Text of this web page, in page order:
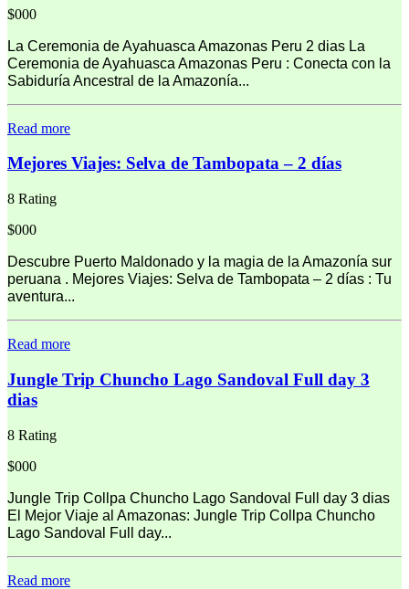
$000
La Ceremonia de Ayahuasca Amazonas Peru 2 dias La
Ceremonia de Ayahuasca Amazonas Peru : Conecta con la
Sabiduría Ancestral de la Amazonía...
Read more
Mejores Viajes: Selva de Tambopata – 2 días
8 Rating
$000
Descubre Puerto Maldonado y la magia de la Amazonía sur
peruana . Mejores Viajes: Selva de Tambopata – 2 días : Tu
aventura...
Read more
Jungle Trip Chuncho Lago Sandoval Full day 3
dias
8 Rating
$000
Jungle Trip Collpa Chuncho Lago Sandoval Full day 3 dias
El Mejor Viaje al Amazonas: Jungle Trip Collpa Chuncho
Lago Sandoval Full day...
Read more